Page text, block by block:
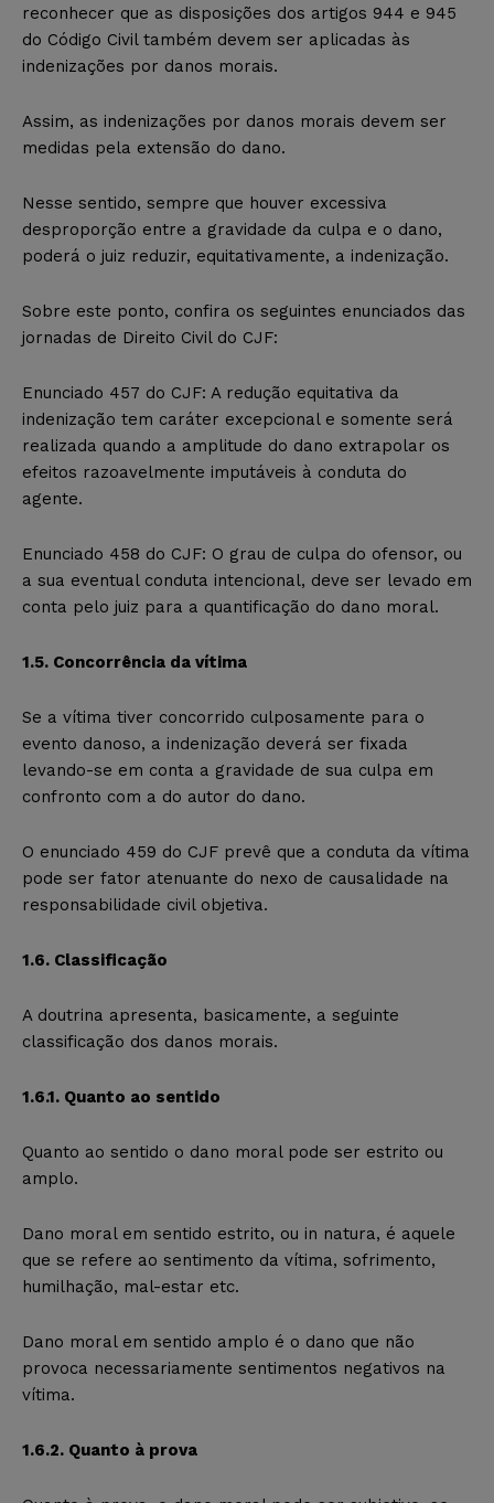
reconhecer que as disposições dos artigos 944 e 945
do Código Civil também devem ser aplicadas às
indenizações por danos morais.
Assim, as indenizações por danos morais devem ser
medidas pela extensão do dano.
Nesse sentido, sempre que houver excessiva
desproporção entre a gravidade da culpa e o dano,
poderá o juiz reduzir, equitativamente, a indenização.
Sobre este ponto, confira os seguintes enunciados das
jornadas de Direito Civil do CJF:
Enunciado 457 do CJF: A redução equitativa da
indenização tem caráter excepcional e somente será
realizada quando a amplitude do dano extrapolar os
efeitos razoavelmente imputáveis à conduta do
agente.
Enunciado 458 do CJF: O grau de culpa do ofensor, ou
a sua eventual conduta intencional, deve ser levado em
conta pelo juiz para a quantificação do dano moral.
1.5. Concorrência da vítima
Se a vítima tiver concorrido culposamente para o
evento danoso, a indenização deverá ser fixada
levando-se em conta a gravidade de sua culpa em
confronto com a do autor do dano.
O enunciado 459 do CJF prevê que a conduta da vítima
pode ser fator atenuante do nexo de causalidade na
responsabilidade civil objetiva.
1.6. Classificação
A doutrina apresenta, basicamente, a seguinte
classificação dos danos morais.
1.6.1. Quanto ao sentido
Quanto ao sentido o dano moral pode ser estrito ou
amplo.
Dano moral em sentido estrito, ou in natura, é aquele
que se refere ao sentimento da vítima, sofrimento,
humilhação, mal-estar etc.
Dano moral em sentido amplo é o dano que não
provoca necessariamente sentimentos negativos na
vítima.
1.6.2. Quanto à prova